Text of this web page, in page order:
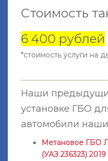
Стоимость
6 400 рублей
*стоимость услуги на
Наши
установке ГБО
автомобили
Метановое ГБО
(УАЗ 236323) 2019